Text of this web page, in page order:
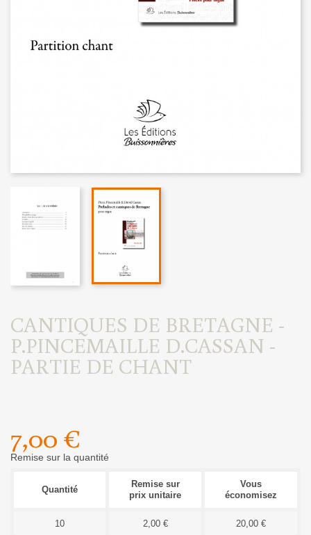
CANTIQUES DE BRETAGNE -
P.PINCEMAILLE D.CASSAN -
PARTIE DE CHANT
7,00 €
Remise sur la quantité
Quantité
Remise sur
prix unitaire
Vous
économisez
10 2,00 € 20,00 €